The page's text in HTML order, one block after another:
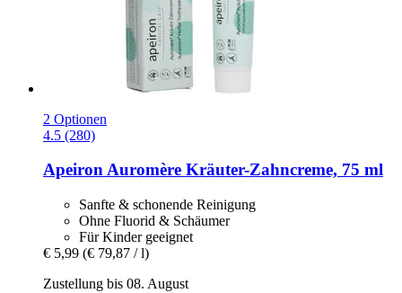
2 Optionen
4.5 (280)
ApeironAuromère Kräuter-​Zahncreme, 75 ml
Sanfte & schonende Reinigung
Ohne Fluorid & Schäumer
Für Kinder geeignet
€ 5,99 (€ 79,87 / l)
Zustellung bis 08. August